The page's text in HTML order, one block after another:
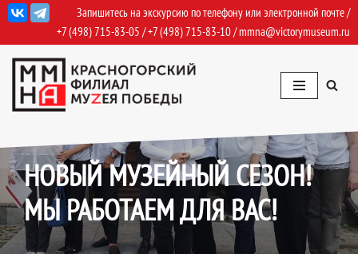
Перейти
к
содержимому
Запишитесь на экскурсию по телефону или электронной почте /
+7 (498) 715-83-05 /+7 (498) 715-83-10/mmna@victorymuseum.ru
НОВЫЙ МУЗЕЙНЫЙ СЕЗОН!
МЫ РАБОТАЕМ ДЛЯ ВАС!